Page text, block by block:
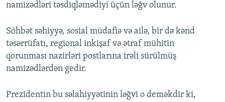
namizədləri təsdiqləmədiyi üçün ləğv olunur.
Söhbət səhiyyə, sosial müdafiə və ailə, bir də kənd
təsərrüfatı, regional inkişaf və ətraf mühitin
qorunması nazirləri postlarına irəli sürülmüş
namizədlərdən gedir.
Prezidentin bu səlahiyyətinin ləğvi o deməkdir ki,